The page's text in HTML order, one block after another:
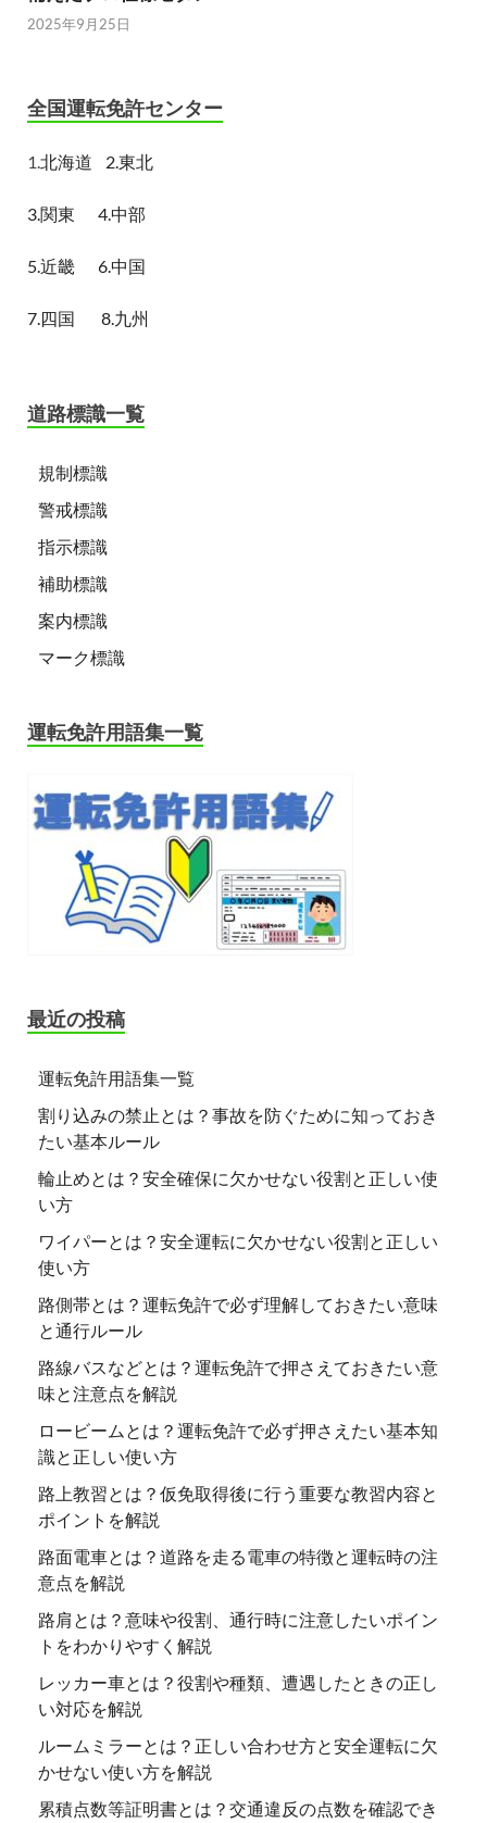
2025年9月25日
全国運転免許センター
1.北海道 2.東北
3.関東 4.中部
5.近畿 6.中国
7.四国 8.九州
道路標識一覧
規制標識
警戒標識
指示標識
補助標識
案内標識
マーク標識
運転免許用語集一覧
最近の投稿
運転免許用語集一覧
割り込みの禁止とは？事故を防ぐために知っておき
たい基本ルール
輪止めとは？安全確保に欠かせない役割と正しい使
い方
ワイパーとは？安全運転に欠かせない役割と正しい
使い方
路側帯とは？運転免許で必ず理解しておきたい意味
と通行ルール
路線バスなどとは？運転免許で押さえておきたい意
味と注意点を解説
ロービームとは？運転免許で必ず押さえたい基本知
識と正しい使い方
路上教習とは？仮免取得後に行う重要な教習内容と
ポイントを解説
路面電車とは？道路を走る電車の特徴と運転時の注
意点を解説
路肩とは？意味や役割、通行時に注意したいポイン
トをわかりやすく解説
レッカー車とは？役割や種類、遭遇したときの正し
い対応を解説
ルームミラーとは？正しい合わせ方と安全運転に欠
かせない使い方を解説
累積点数等証明書とは？交通違反の点数を確認でき